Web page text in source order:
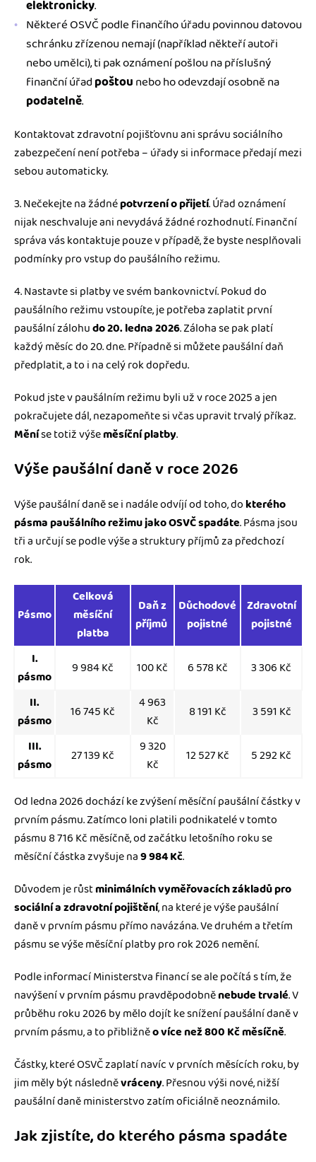
elektronicky.
Některé OSVČ podle finančího úřadu povinnou datovou
schránku zřízenou nemají (například někteří autoři
nebo umělci), ti pak oznámení pošlou na příslušný
finanční úřadpoštounebo ho odevzdají osobně na
podatelně.
Kontaktovat zdravotní pojišťovnu ani správu sociálního
zabezpečení není potřeba – úřady si informace předají mezi
sebou automaticky.
3. Nečekejte na žádnépotvrzení o přijetí. Úřad oznámení
nijak neschvaluje ani nevydává žádné rozhodnutí. Finanční
správa vás kontaktuje pouze v případě, že byste nesplňovali
podmínky pro vstup do paušálního režimu.
4. Nastavte si platby ve svém bankovnictví. Pokud do
paušálního režimu vstoupíte, je potřeba zaplatit první
paušální zálohudo 20. ledna 2026. Záloha se pak platí
každý měsíc do 20. dne. Případně si můžete paušální daň
předplatit, a to i na celý rok dopředu.
Pokud jste v paušálním režimu byli už v roce 2025 a jen
pokračujete dál, nezapomeňte si včas upravit trvalý příkaz.
Měníse totiž výšeměsíční platby.
Výše paušální daně v roce 2026
Výše paušální daně se i nadále odvíjí od toho, do kterého
pásma paušálního režimu jako OSVČ spadáte. Pásma jsou
tři a určují se podle výše a struktury příjmů za předchozí
rok.
Pásmo
Celková
měsíční
platba
Daň z
příjmů
Důchodové
pojistné
Zdravotní
pojistné
I.
pásmo
9 984 Kč 100 Kč 6 578 Kč
3 306 Kč
II.
pásmo
16 745 Kč
4 963
Kč
8 191 Kč
3 591 Kč
III.
pásmo
27 139 Kč
9 320
Kč
12 527 Kč 5 292 Kč
Od ledna 2026 dochází ke zvýšení měsíční paušální částky v
prvním pásmu. Zatímco loni platili podnikatelé v tomto
pásmu 8 716 Kč měsíčně, od začátku letošního roku se
měsíční částka zvyšuje na9 984 Kč.
Důvodem je růstminimálních vyměřovacích základů pro
sociální a zdravotní pojištění, na které je výše paušální
daně v prvním pásmu přímo navázána. Ve druhém a třetím
pásmu se výše měsíční platby pro rok 2026 nemění.
Podle informací Ministerstva financí se ale počítá s tím, že
navýšení v prvním pásmu pravděpodobněnebude trvalé. V
průběhu roku 2026 by mělo dojít ke snížení paušální daně v
prvním pásmu, a to přibližněo více než 800 Kč měsíčně.
Částky, které OSVČ zaplatí navíc v prvních měsících roku, by
jim měly být následněvráceny. Přesnou výši nové, nižší
paušální daně ministerstvo zatím oficiálně neoznámilo.
Jak zjistíte, do kterého pásma spadáte